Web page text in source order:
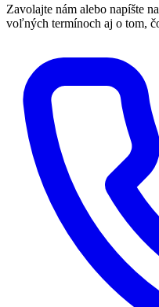
Zavolajte nám alebo napíšte
voľných termínoch aj o tom,